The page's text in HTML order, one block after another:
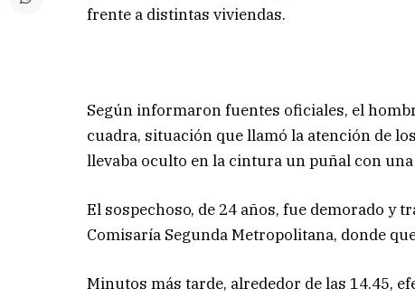
frente a distintas viviendas.
Según informaron fuentes oficiales, el
cuadra, situación que llamó la atención de
llevaba oculto en la cintura un puñal con
El sospechoso, de 24 años, fue demorado y
Comisaría Segunda Metropolitana, donde
Minutos más tarde, alrededor de las 14.45,